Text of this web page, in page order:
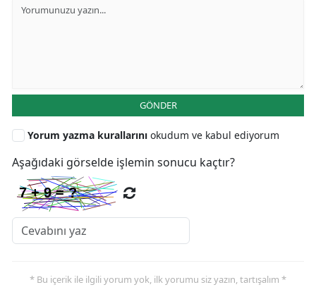
GÖNDER
Yorum yazma kurallarını okudum ve kabul ediyorum
Aşağıdaki görselde işlemin sonucu kaçtır?
* Bu içerik ile ilgili yorum yok, ilk yorumu siz yazın, tartışalım *